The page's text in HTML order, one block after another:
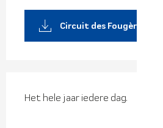
Circuit des Fougères pdf /
Het hele jaar iedere dag.